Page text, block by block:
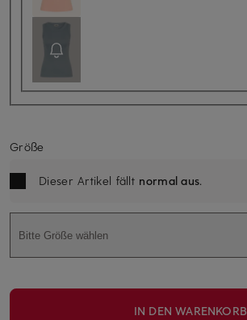
Größe
Dieser Artikel fällt normal aus.
Bitte Größe wählen
IN DEN WARENKORB